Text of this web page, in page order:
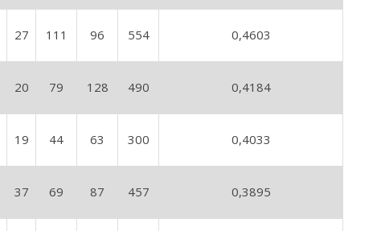
27 111 96 554 0,4603
20 79 128 490 0,4184
19 44 63 300 0,4033
37 69 87 457 0,3895